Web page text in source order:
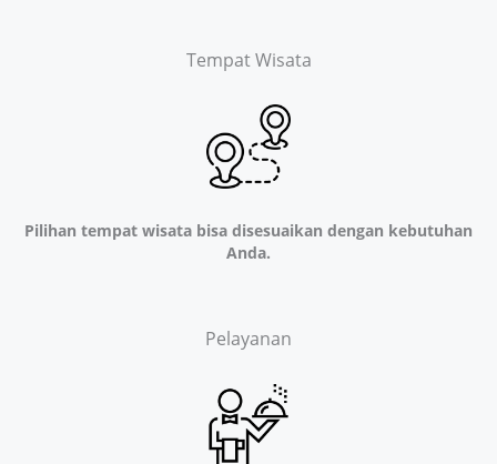
Tempat Wisata
Pilihan tempat wisata bisa disesuaikan dengan kebutuhan
Anda.
Pelayanan